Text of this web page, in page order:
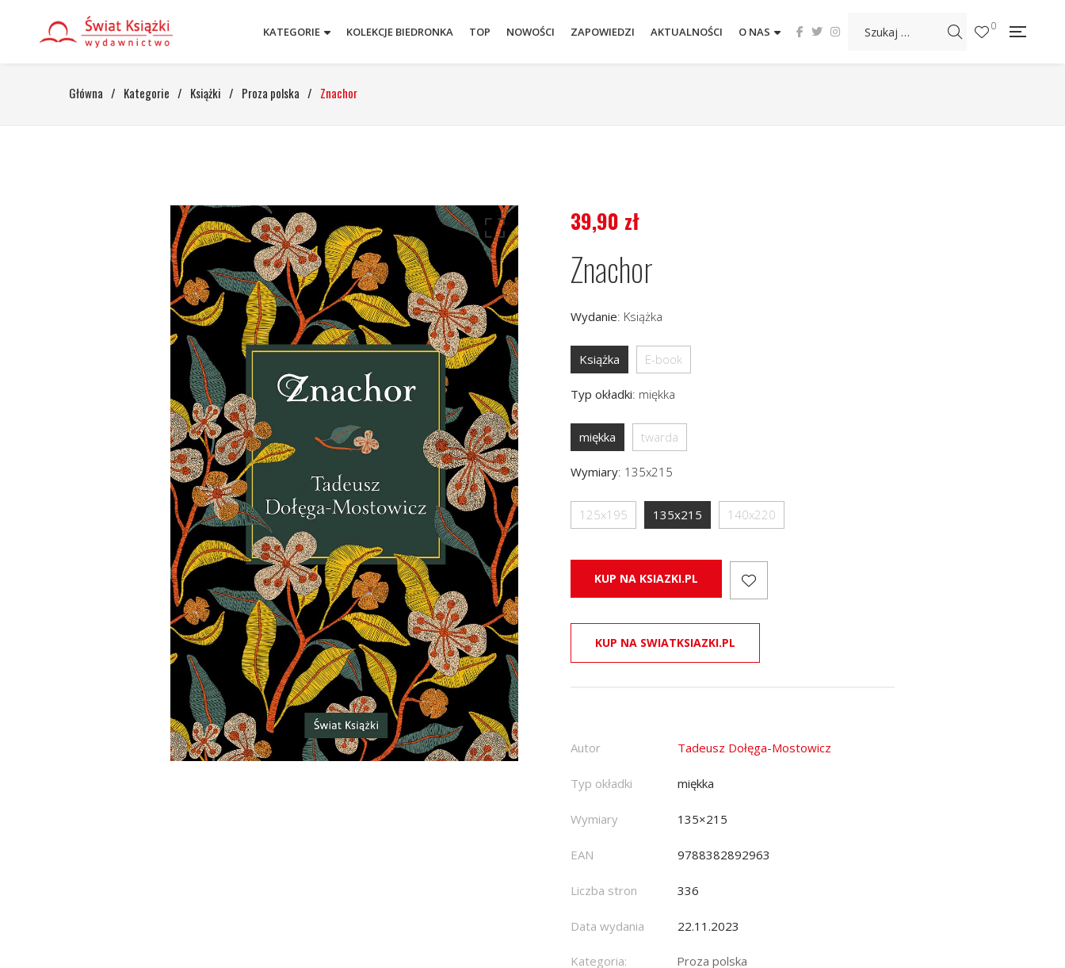
KATEGORIE KOLEKCJE BIEDRONKA TOP NOWOŚCI ZAPOWIEDZI AKTUALNOŚCI O NAS 0
Główna / Kategorie / Książki / Proza polska / Znachor
39,90 zł
Znachor
Wydanie: Książka
Książka E-book
Typ okładki: miękka
miękka twarda
Wymiary: 135x215
125x195 135x215 140x220
KUP NA KSIAZKI.PL
KUP NA SWIATKSIAZKI.PL
Autor Tadeusz Dołęga-Mostowicz
Typ okładki miękka
Wymiary 135×215
EAN 9788382892963
Liczba stron 336
Data wydania 22.11.2023
Kategoria: Proza polska